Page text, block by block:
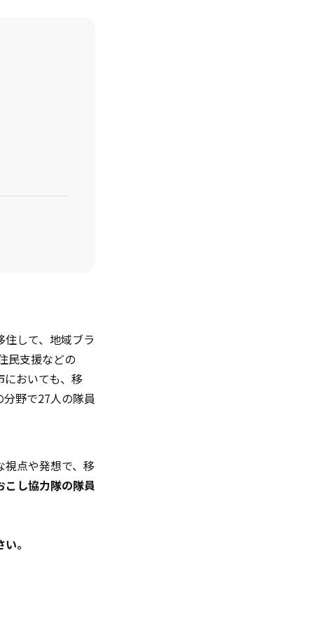
して、地域ブラ
民支援などの
においても、移
野で27人の隊員
点や発想で、移
こし協力隊の隊員
。